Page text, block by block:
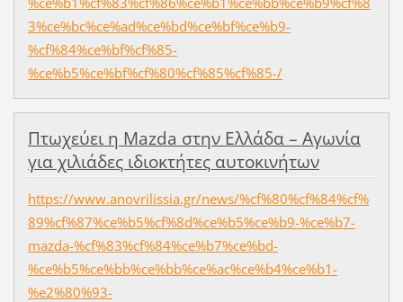
3%ce%bc%ce%ad%ce%bd%ce%bf%ce%b9-
%cf%84%ce%bf%cf%85-
%ce%b5%ce%bf%cf%80%cf%85%cf%85-/
Πτωχεύει η Mazda στην Ελλάδα – Αγωνία
για χιλιάδες ιδιοκτήτες αυτοκινήτων
https://www.anovrilissia.gr/news/%cf%80%cf%84%cf%
89%cf%87%ce%b5%cf%8d%ce%b5%ce%b9-%ce%b7-
mazda-%cf%83%cf%84%ce%b7%ce%bd-
%ce%b5%ce%bb%ce%bb%ce%ac%ce%b4%ce%b1-
%e2%80%93-